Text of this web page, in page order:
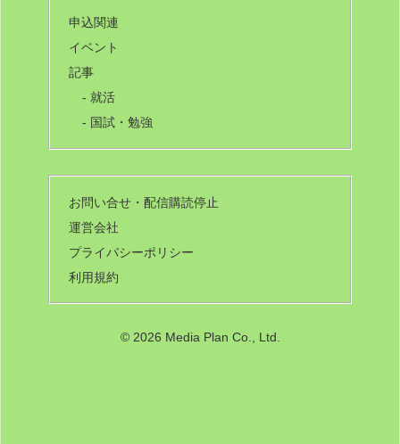
申込関連
イベント
記事
- 就活
- 国試・勉強
お問い合せ・配信購読停止
運営会社
プライバシーポリシー
利用規約
© 2026 Media Plan Co., Ltd.